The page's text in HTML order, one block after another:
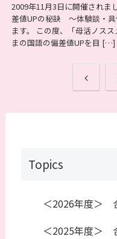
2009年11月3日に開催され
差値UPの秘訣 ～体験談・具
ます。 この度、「母活ノス
まの国語の偏差値UPを目 […]
Topics
＜2026年度＞
＜2025年度＞